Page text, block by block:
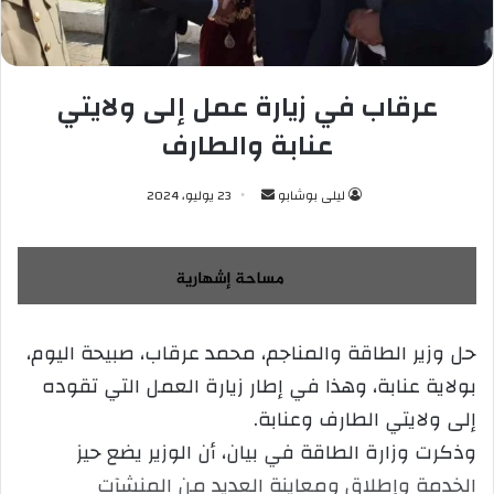
عرقاب في زيارة عمل إلى ولايتي
عنابة والطارف
ليلى بوشابو
س
ل
ب
د
إ
ل
ك
23 يوليو، 2024
حل وزير الطاقة والمناجم، محمد عرقاب، صبيحة اليوم،
بولاية عنابة، وهذا في إطار زيارة العمل التي تقوده
إلى ولايتي الطارف وعنابة.
وذكرت وزارة الطاقة في بيان، أن الوزير يضع حيز
الخدمة وإطلاق ومعاينة العديد من المنشآت